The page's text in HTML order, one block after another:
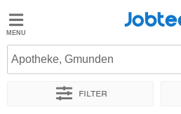
Jobted
Jobs
Apotheke, Gmunden
Filter